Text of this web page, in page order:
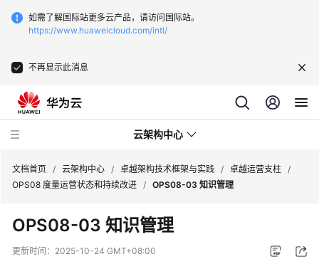
如需了解国际站更多云产品，请访问国际站。
https://www.huaweicloud.com/intl/
不再显示此消息
云架构中心
越
架
文档首页 / 云架构中心 / 卓越架构技术框架与实践 / 卓越运营支柱 /
OPS08 度量运营状态和持续改进 / OPS08-03 知识管理
OPS08-03 知识管理
更新时间： 2025-10-24 GMT+08:00